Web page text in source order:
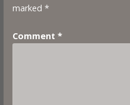
marked *
Comment *